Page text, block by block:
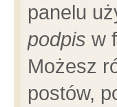
panelu
podpis w
Możesz
postów,